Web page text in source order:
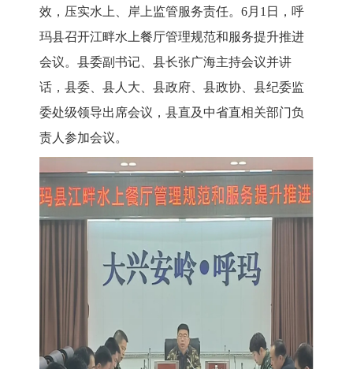
效，压实水上、岸上监管服务责任。 6月1日，呼
玛县召开江畔水上餐厅管理规范和服务提升推进
会议。县委副书记、县长张广海主持会议并讲
话，县委、县人大、县政府、县政协、县纪委监
委处级领导出席会议，县直及中省直相关部门负
责人参加会议。